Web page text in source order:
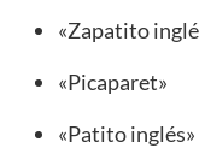
«Zapatito
«Picaparet»
«Patito inglés»